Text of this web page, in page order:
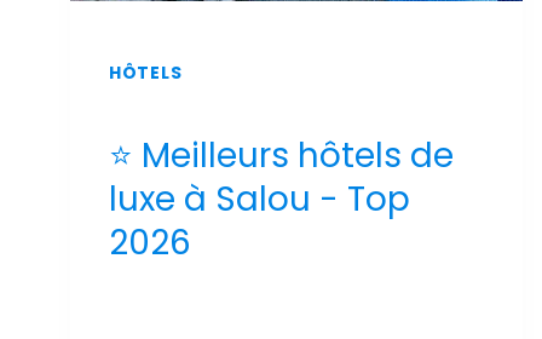
HÔTELS
⭐ Meilleurs hôtels de
luxe à Salou - Top
2026